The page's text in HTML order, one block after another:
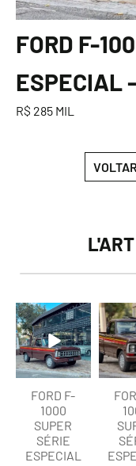
FORD F-
ESPECIAL
R$ 285 MIL
L'ART
lart.br
Ago 7
FORD F-
1000
SUPER
SÉRIE
ESPECIAL